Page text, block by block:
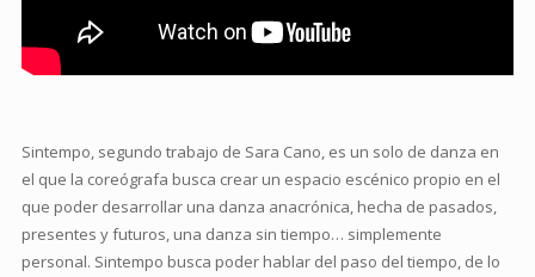
Sintempo, segundo trabajo de Sara Cano, es un solo de danza en
el que la coreógrafa busca crear un espacio escénico propio en el
que poder desarrollar una danza anacrónica, hecha de pasados,
presentes y futuros, una danza sin tiempo… simplemente
personal. Sintempo busca poder hablar del paso del tiempo, de lo